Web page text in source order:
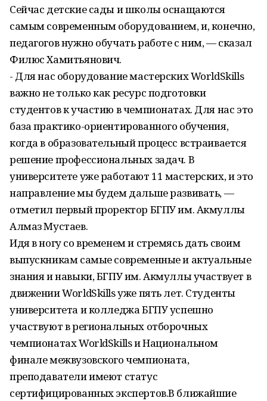
Сейчас детские сады и школы оснащаются
самым современным оборудованием, и, конечно,
педагогов нужно обучать работе с ним, — сказал
Филюс Хамитьянович.
- Для нас оборудование мастерских WorldSkills
важно не только как ресурс подготовки
студентов к участию в чемпионатах. Для нас это
база практико-ориентированного обучения,
когда в образовательный процесс встраивается
решение профессиональных задач. В
университете уже работают 11 мастерских, и это
направление мы будем дальше развивать, —
отметил первый проректор БГПУ им. Акмуллы
Алмаз Мустаев.
Идя в ногу со временем и стремясь дать своим
выпускникам самые современные и актуальные
знания и навыки, БГПУ им. Акмуллы участвует в
движении WorldSkills уже пять лет. Студенты
университета и колледжа БГПУ успешно
участвуют в региональных отборочных
чемпионатах WorldSkills и Национальном
финале межвузовского чемпионата,
преподаватели имеют статус
сертифицированных экспертов.В ближайшие